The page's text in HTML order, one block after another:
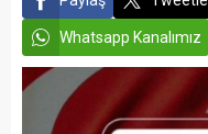
Whatsapp Kanalımız